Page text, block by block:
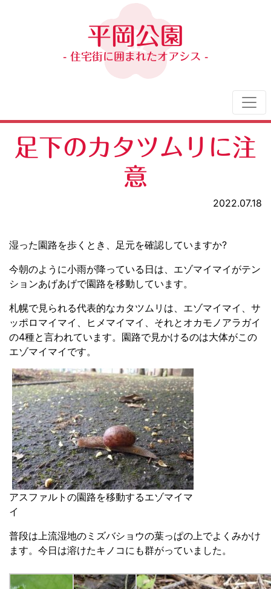
平岡公園
- 住宅街に囲まれたオアシス -
足下のカタツムリに注
意
2022.07.18
湿った園路を歩くとき、足元を確認していますか?
今朝のように小雨が降っている日は、エゾマイマイがテン
ションあげあげで園路を移動しています。
札幌で見られる代表的なカタツムリは、エゾマイマイ、サ
ッポロマイマイ、ヒメマイマイ、それとオカモノアラガイ
の4種と言われています。園路で見かけるのは大体がこの
エゾマイマイです。
アスファルトの園路を移動するエゾマイマ
イ
普段は上流湿地のミズバショウの葉っぱの上でよくみかけ
ます。今日は溶けたキノコにも群がっていました。